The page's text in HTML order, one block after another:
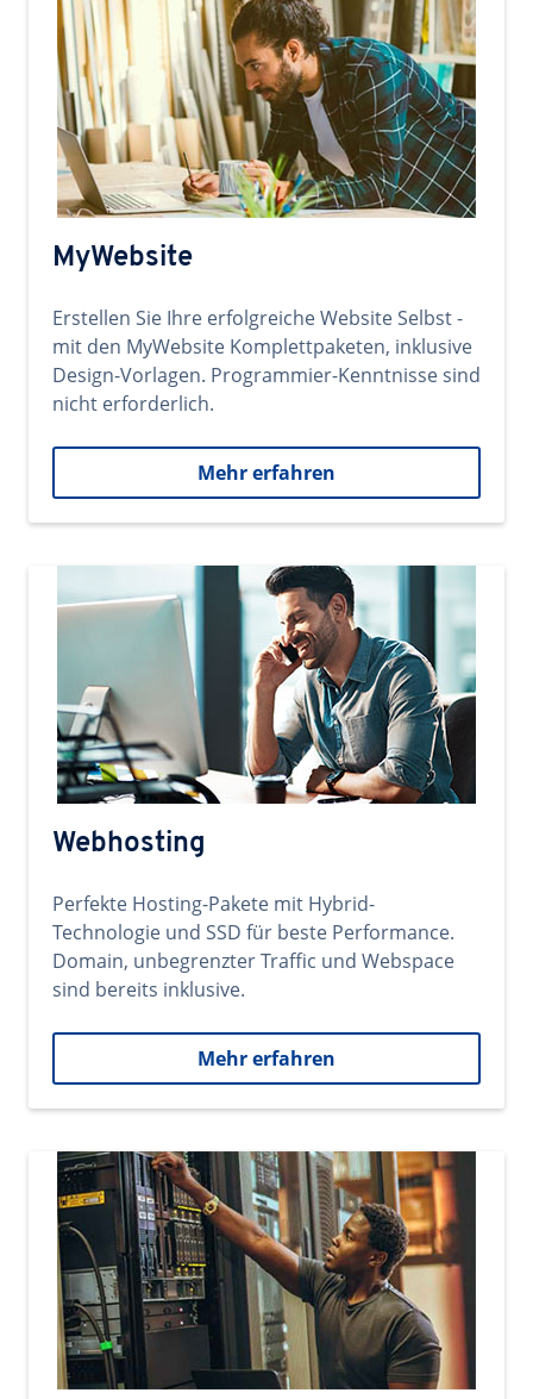
MyWebsite
Erstellen Sie Ihre erfolgreiche Website Selbst -
mit den MyWebsite Komplettpaketen, inklusive
Design-Vorlagen. Programmier-Kenntnisse sind
nicht erforderlich.
Mehr erfahren
Webhosting
Perfekte Hosting-Pakete mit Hybrid-
Technologie und SSD für beste Performance.
Domain, unbegrenzter Traffic und Webspace
sind bereits inklusive.
Mehr erfahren